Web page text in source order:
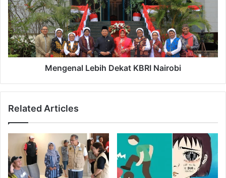
G
u
a
t
e
m
a
i
n
d
g
e
n
a
l
L
D
t
K
B
Mengenal Lebih Dekat KBRI Nairobi
Related Articles